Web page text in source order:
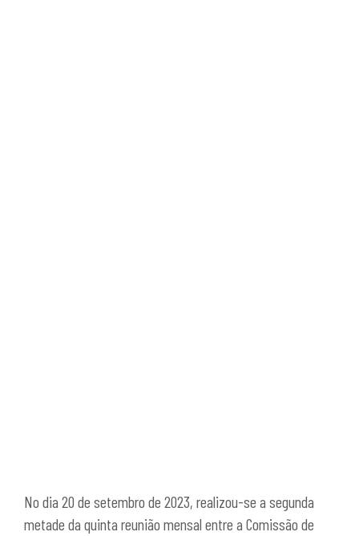
No dia 20 de setembro de 2023, realizou-se a segunda
metade da quinta reunião mensal entre a Comissão de